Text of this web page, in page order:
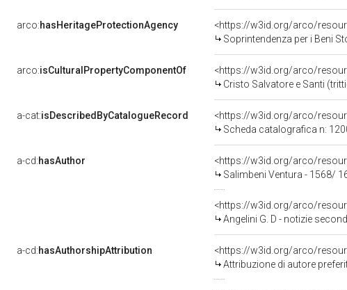
arco:hasHeritageProtectionAgency
<https://w3id.org/arco/
Soprintendenza per i Beni
arco:isCulturalPropertyComponentOf
<https://w3id.org/arco/
Cristo Salvatore e Santi
a-cat:isDescribedByCatalogueRecord
<https://w3id.org/arco/
Scheda catalografica n:
a-cd:hasAuthor
<https://w3id.org/arco/
Salimbeni Ventura - 1568/
<https://w3id.org/arco/
Angelini G. D - notizie
a-cd:hasAuthorshipAttribution
<https://w3id.org/arco/
Attribuzione di autore